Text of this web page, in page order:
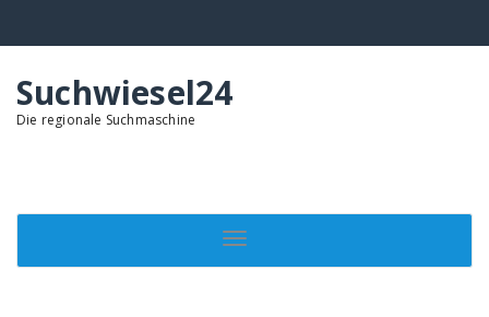
Suchwiesel24
Die regionale Suchmaschine
Toggle navigation